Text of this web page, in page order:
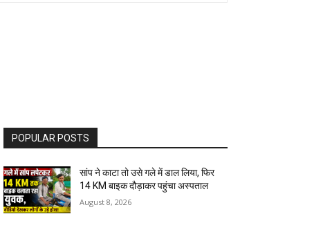
POPULAR POSTS
सांप ने काटा तो उसे गले में डाल लिया, फिर
14 KM बाइक दौड़ाकर पहुंचा अस्पताल
August 8, 2026